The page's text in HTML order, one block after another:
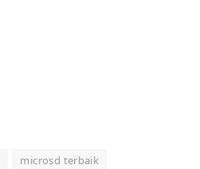
microsd terbaik